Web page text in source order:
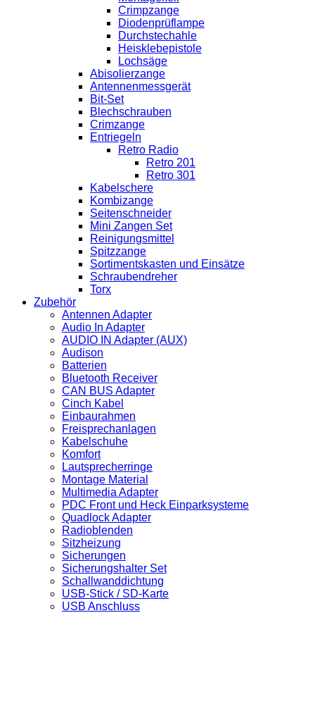
Crimpzange
Diodenprüflampe
Durchstechahle
Heisklebepistole
Lochsäge
Abisolierzange
Antennenmessgerät
Bit-Set
Blechschrauben
Crimzange
Entriegeln
Retro Radio
Retro 201
Retro 301
Kabelschere
Kombizange
Seitenschneider
Mini Zangen Set
Reinigungsmittel
Spitzzange
Sortimentskasten und Einsätze
Schraubendreher
Torx
Zubehör
Antennen Adapter
Audio In Adapter
AUDIO IN Adapter (AUX)
Audison
Batterien
Bluetooth Receiver
CAN BUS Adapter
Cinch Kabel
Einbaurahmen
Freisprechanlagen
Kabelschuhe
Komfort
Lautsprecherringe
Montage Material
Multimedia Adapter
PDC Front und Heck Einparksysteme
Quadlock Adapter
Radioblenden
Sitzheizung
Sicherungen
Sicherungshalter Set
Schallwanddichtung
USB-Stick / SD-Karte
USB Anschluss